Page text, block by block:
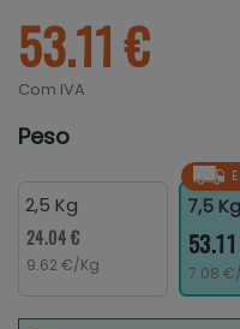
53.11 €
Com IVA
Peso
2,5 Kg
24.04 €
9.62 €/Kg
7,5 Kg
7.08